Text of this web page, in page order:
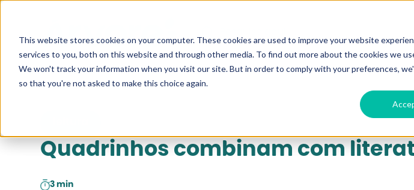
This website stores cookies on your computer. These cookies are used to improve your website
services to you, both on this website and through other media. To find out more about the cookies we
We won't track your information when you visit our site. But in order to comply with your preferences,
so that you're not asked to make this choice again.
Quadrinhos combinam com
3 min